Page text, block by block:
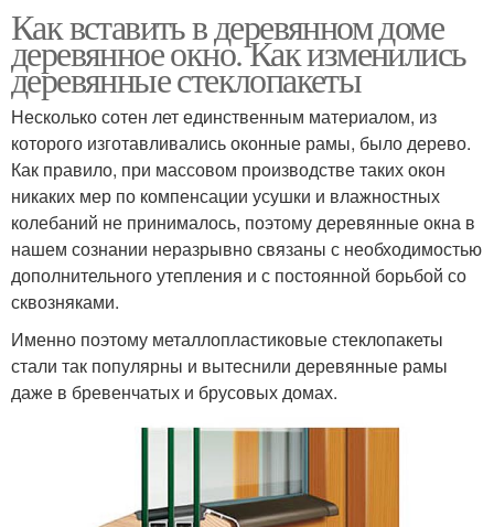
Как вставить в деревянном доме
деревянное окно. Как изменились
деревянные стеклопакеты
Несколько сотен лет единственным материалом, из
которого изготавливались оконные рамы, было дерево.
Как правило, при массовом производстве таких окон
никаких мер по компенсации усушки и влажностных
колебаний не принималось, поэтому деревянные окна в
нашем сознании неразрывно связаны с необходимостью
дополнительного утепления и с постоянной борьбой со
сквозняками.
Именно поэтому металлопластиковые стеклопакеты
стали так популярны и вытеснили деревянные рамы
даже в бревенчатых и брусовых домах.